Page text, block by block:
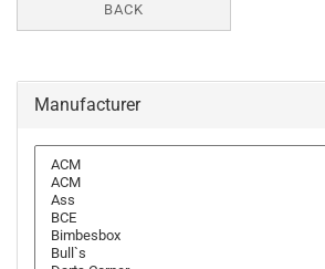
BACK
Manufacturer